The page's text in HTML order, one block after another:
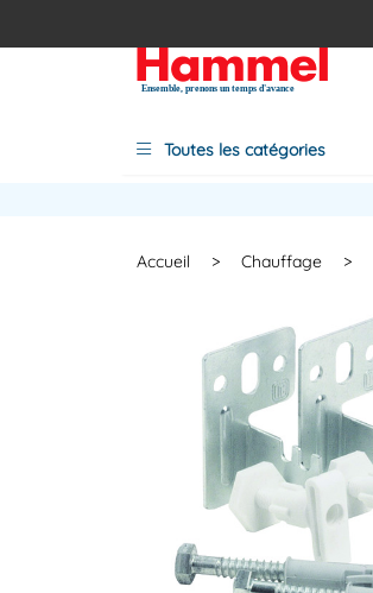
Ensemble, prenons un temps d'avance
Toutes les catégories
Accueil > Chauffage >